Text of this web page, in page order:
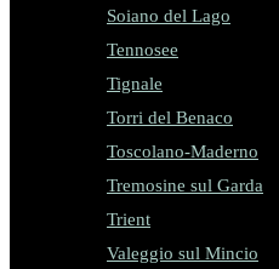
Soiano del Lago
Tennosee
Tignale
Torri del Benaco
Toscolano-Maderno
Tremosine sul Garda
Trient
Valeggio sul Mincio